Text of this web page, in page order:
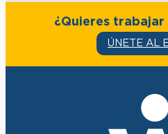
¿Quieres trabajar
ÚNETE AL